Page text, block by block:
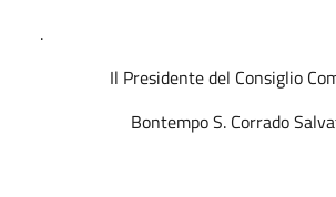
.
Il Presidente del Consiglio
Bontempo S. Corrado